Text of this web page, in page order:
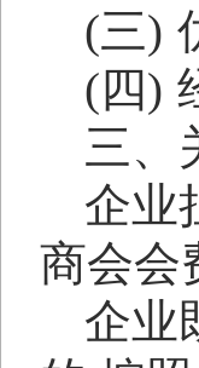
(三)
(四)
三、
企业
商会会
企业